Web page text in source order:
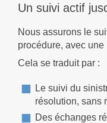
Un suivi actif
Nous assurons le
procédure, avec
Cela se traduit par :
Le suivi du
résolution, sans
Des échanges